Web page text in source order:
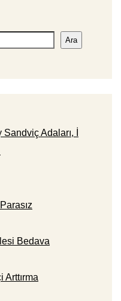
Ara
Adaları, İ
Bedava
Arttırma